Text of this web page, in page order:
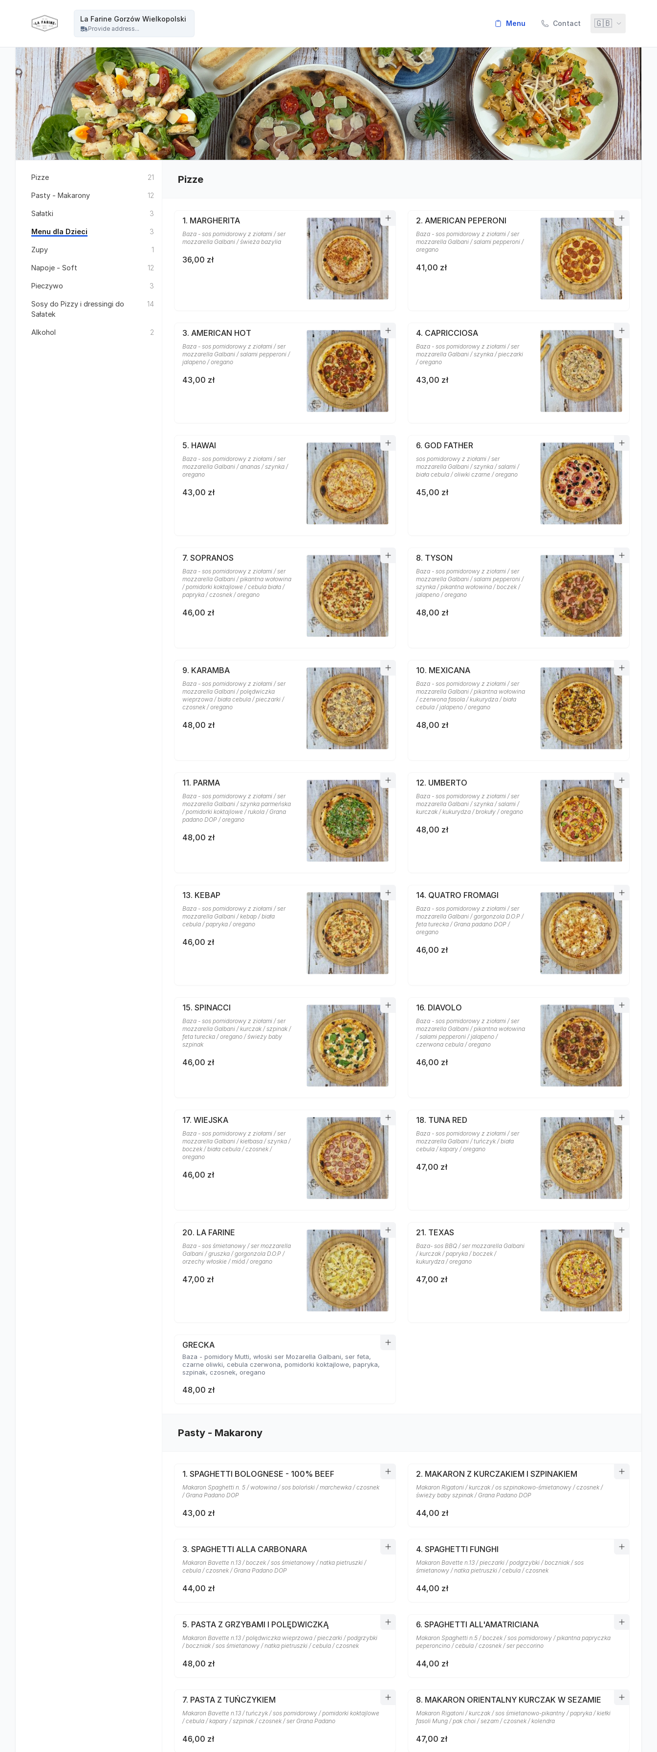
La Farine Gorzów Wielkopolski
Provide address...
menu Contact 🇬🇧
Pizze 21
Pasty - Makarony 12
Sałatki 3
Menu dla Dzieci 3
Zupy 1
Napoje - Soft 12
Pieczywo 3
Sosy do Pizzy i dressingi do
Sałatek
14
Alkohol 2
Pizze
1. MARGHERITA
Baza - sos pomidorowy z ziołami / ser
mozzarella Galbani / świeża bazylia
36,00 zł
2. AMERICAN PEPERONI
Baza - sos pomidorowy z ziołami / ser
mozzarella Galbani / salami pepperoni /
oregano
41,00 zł
3. AMERICAN HOT
Baza - sos pomidorowy z ziołami / ser
mozzarella Galbani / salami pepperoni /
jalapeno / oregano
43,00 zł
4. CAPRICCIOSA
Baza - sos pomidorowy z ziołami / ser
mozzarella Galbani / szynka / pieczarki
/ oregano
43,00 zł
5. HAWAI
Baza - sos pomidorowy z ziołami / ser
mozzarella Galbani / ananas / szynka /
oregano
43,00 zł
6. GOD FATHER
sos pomidorowy z ziołami / ser
mozzarella Galbani / szynka / salami /
biała cebula / oliwki czarne / oregano
45,00 zł
7. SOPRANOS
Baza - sos pomidorowy z ziołami / ser
mozzarella Galbani / pikantna wołowina
/ pomidorki koktajlowe / cebula biała /
papryka / czosnek / oregano
46,00 zł
8. TYSON
Baza - sos pomidorowy z ziołami / ser
mozzarella Galbani / salami pepperoni /
szynka / pikantna wołowina / boczek /
jalapeno / oregano
48,00 zł
9. KARAMBA
Baza - sos pomidorowy z ziołami / ser
mozzarella Galbani / polędwiczka
wieprzowa / biała cebula / pieczarki /
czosnek / oregano
48,00 zł
10. MEXICANA
Baza - sos pomidorowy z ziołami / ser
mozzarella Galbani / pikantna wołowina
/ czerwona fasola / kukurydza / biała
cebula / jalapeno / oregano
48,00 zł
11. PARMA
Baza - sos pomidorowy z ziołami / ser
mozzarella Galbani / szynka parmeńska
/ pomidorki koktajlowe / rukola / Grana
padano DOP / oregano
48,00 zł
12. UMBERTO
Baza - sos pomidorowy z ziołami / ser
mozzarella Galbani / szynka / salami /
kurczak / kukurydza / brokuły / oregano
48,00 zł
13. KEBAP
Baza - sos pomidorowy z ziołami / ser
mozzarella Galbani / kebap / biała
cebula / papryka / oregano
46,00 zł
14. QUATRO FROMAGI
Baza - sos pomidorowy z ziołami / ser
mozzarella Galbani / gorgonzola D.O.P /
feta turecka / Grana padano DOP /
oregano
46,00 zł
15. SPINACCI
Baza - sos pomidorowy z ziołami / ser
mozzarella Galbani / kurczak / szpinak /
feta turecka / oregano / świeży baby
szpinak
46,00 zł
16. DIAVOLO
Baza - sos pomidorowy z ziołami / ser
mozzarella Galbani / pikantna wołowina
/ salami pepperoni / jalapeno /
czerwona cebula / oregano
46,00 zł
17. WIEJSKA
Baza - sos pomidorowy z ziołami / ser
mozzarella Galbani / kiełbasa / szynka /
boczek / biała cebula / czosnek /
oregano
46,00 zł
18. TUNA RED
Baza - sos pomidorowy z ziołami / ser
mozzarella Galbani / tuńczyk / biała
cebula / kapary / oregano
47,00 zł
20. LA FARINE
Baza - sos śmietanowy / ser mozzarella
Galbani / gruszka / gorgonzola D.O.P /
orzechy włoskie / miód / oregano
47,00 zł
21. TEXAS
Baza- sos BBQ / ser mozzarella Galbani
/ kurczak / papryka / boczek /
kukurydza / oregano
47,00 zł
GRECKA
Baza - pomidory Mutti, włoski ser Mozarella Galbani, ser feta,
czarne oliwki, cebula czerwona, pomidorki koktajlowe, papryka,
szpinak, czosnek, oregano
48,00 zł
Pasty - Makarony
1. SPAGHETTI BOLOGNESE - 100% BEEF
Makaron Spaghetti n. 5 / wołowina / sos boloński / marchewka / czosnek
/ Grana Padano DOP
43,00 zł
2. MAKARON Z KURCZAKIEM I SZPINAKIEM
Makaron Rigatoni / kurczak / os szpinakowo-śmietanowy / czosnek /
świeży baby szpinak / Grana Padano DOP
44,00 zł
3. SPAGHETTI ALLA CARBONARA
Makaron Bavette n.13 / boczek / sos śmietanowy / natka pietruszki /
cebula / czosnek / Grana Padano DOP
44,00 zł
4. SPAGHETTI FUNGHI
Makaron Bavette n.13 / pieczarki / podgrzybki / boczniak / sos
śmietanowy / natka pietruszki / cebula / czosnek
44,00 zł
5. PASTA Z GRZYBAMI I POLĘDWICZKĄ
Makaron Bavette n.13 / polędwiczka wieprzowa / pieczarki / podgrzybki
/ boczniak / sos śmietanowy / natka pietruszki / cebula / czosnek
48,00 zł
6. SPAGHETTI ALL'AMATRICIANA
Makaron Spaghetti n.5 / boczek / sos pomidorowy / pikantna papryczka
peperoncino / cebula / czosnek / ser peccorino
44,00 zł
7. PASTA Z TUŃCZYKIEM
Makaron Bavette n.13 / tuńczyk / sos pomidorowy / pomidorki koktajlowe
/ cebula / kapary / szpinak / czosnek / ser Grana Padano
46,00 zł
8. MAKARON ORIENTALNY KURCZAK W SEZAMIE
Makaron Rigatoni / kurczak / sos śmietanowo-pikantny / papryka / kiełki
fasoli Mung / pak choi / sezam / czosnek / kolendra
47,00 zł